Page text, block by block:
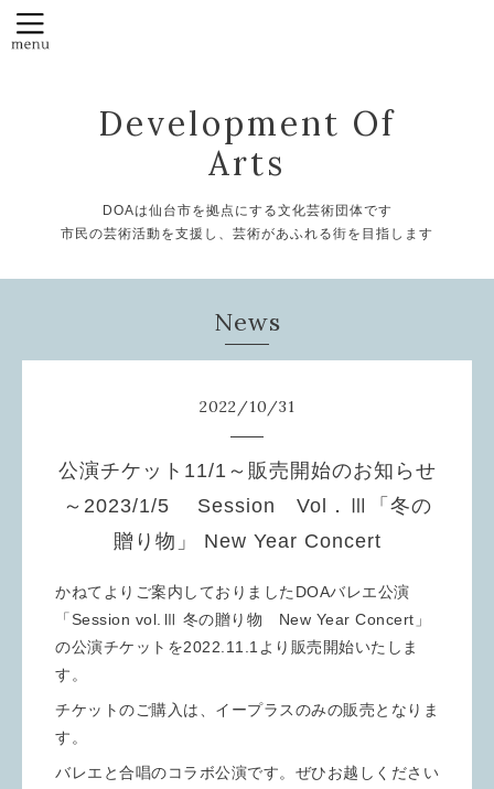
Development Of
Arts
DOAは仙台市を拠点にする文化芸術団体です
市民の芸術活動を支援し、芸術があふれる街を目指します
News
2022/10/31
公演チケット11/1～販売開始のお知らせ
～2023/1/5 Session Vol．Ⅲ「冬の
贈り物」 New Year Concert
かねてよりご案内しておりましたDOAバレエ公演
「Session vol.Ⅲ 冬の贈り物 New Year Concert」
の公演チケットを2022.11.1より販売開始いたしま
す。
チケットのご購入は、イープラスのみの販売となりま
す。
バレエと合唱のコラボ公演です。ぜひお越しください